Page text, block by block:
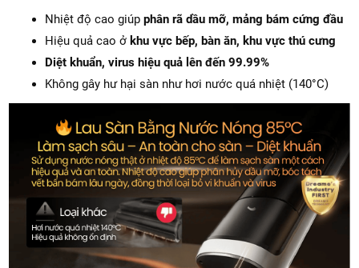
Nhiệt độ cao giúpphân rã dầu mỡ, mảng bám cứng đầu
Hiệu quả cao ở khu vực bếp, bàn ăn, khu vực thú cưng
Diệt khuẩn, virus hiệu quả lên đến 99.99%
Không gây hư hại sàn như hơi nước quá nhiệt (140°C)